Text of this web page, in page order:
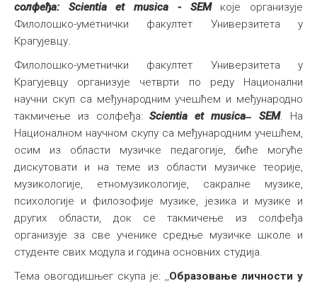
солфеђа: Scientia et musica - SEMкоје организује
Филолошко-уметнички факултет Универзитета у
Крагујевцу.
Филолошко-уметнички факултет Универзитета у
Крагујевцу организује четврти по реду Национални
научни скуп са међународним учешћем и међународно
такмичење из солфеђа:Scientia et musica ̶ SEM. На
Националном научном скупу са међународним учешћем,
осим из области музичке педагогије, биће могуће
дискутовати и на теме из области музичке теорије,
музикологије, етномузикологије, сакралне музике,
психологије и филозофије музике, језика и музике и
других области, док се такмичење из солфеђа
организује за све ученике средње музичке школе и
студенте свих модула и година основних студија.
Тема овогодишњег скупа је: ,,Образовање личности у